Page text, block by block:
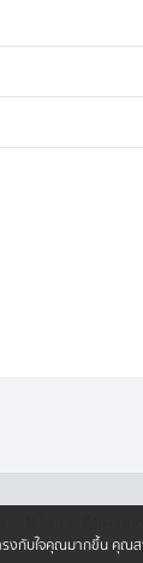
ตรงกับใจคุณมากขึ้น คุณ